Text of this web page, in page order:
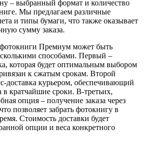
– выбранный формат и количество
Мы предлагаем различные
и типы бумаги, что также оказывает
сумму заказа.
Премиум может быть
способами. Первый –
которая будет оптимальным выбором
к сжатым срокам. Второй
доставка курьером, обеспечивающий
в кратчайшие сроки. В-третьих,
опция – получение заказа через
позволяет забрать фотокнигу в
Стоимость доставки будет
опции и веса конкретного